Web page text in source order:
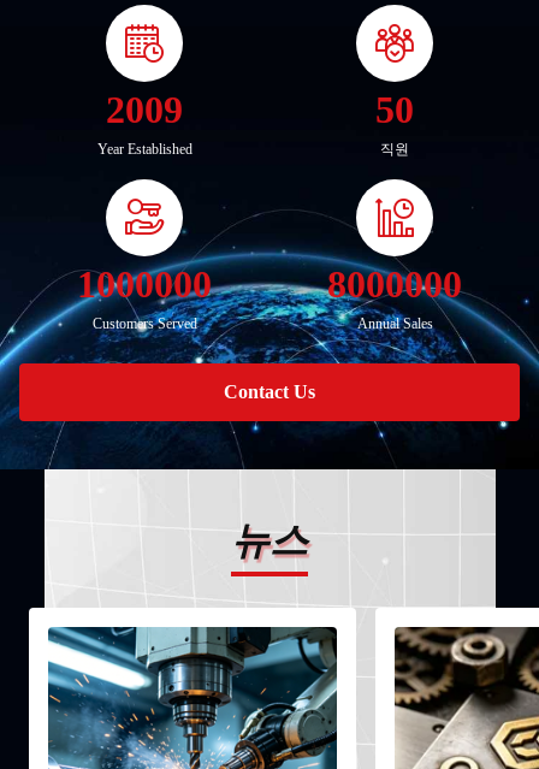
2009
Year Established
50
직원
1000000
Customers Served
8000000
Annual Sales
Contact Us
뉴스